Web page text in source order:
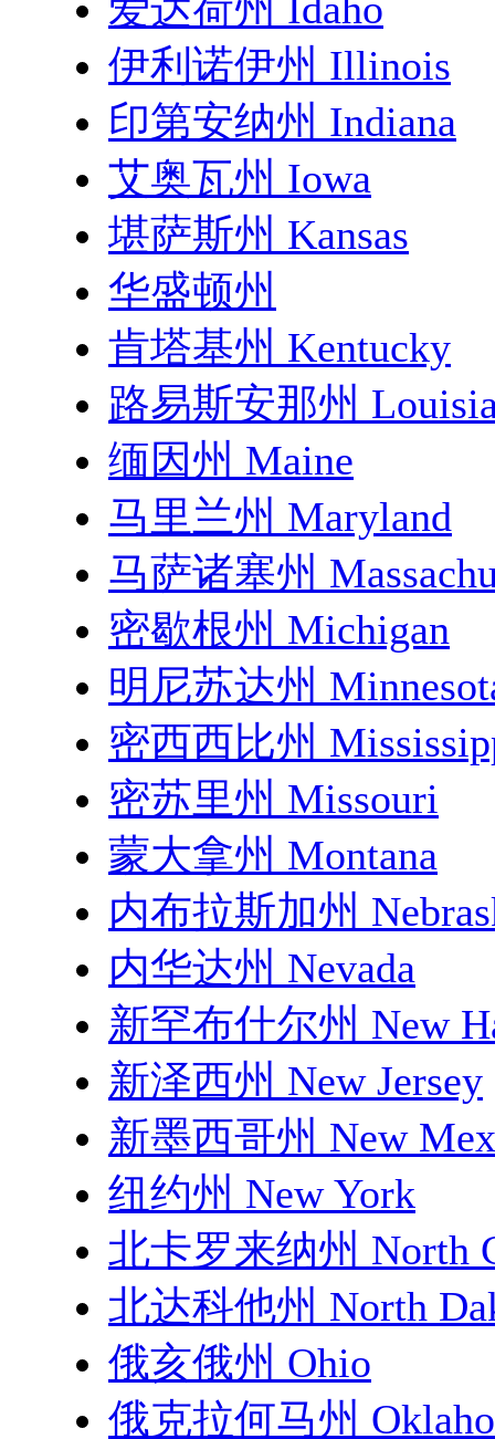
伊利诺伊州 Illinois
印第安纳州 Indiana
艾奥瓦州 Iowa
堪萨斯州 Kansas
华盛顿州
肯塔基州 Kentucky
路易斯安那州
缅因州 Maine
马里兰州 Maryland
马萨诸塞州
密歇根州 Michigan
明尼苏达州
密西西比州
密苏里州 Missouri
蒙大拿州 Montana
内布拉斯加州
内华达州 Nevada
新罕布什尔州 New
新泽西州 New Jersey
新墨西哥州 New
纽约州 New York
北卡罗来纳州 North
北达科他州 North
俄亥俄州 Ohio
俄克拉何马州